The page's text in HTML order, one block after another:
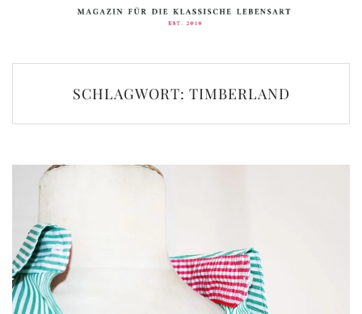
SCHLAGWORT: TIMBERLAND